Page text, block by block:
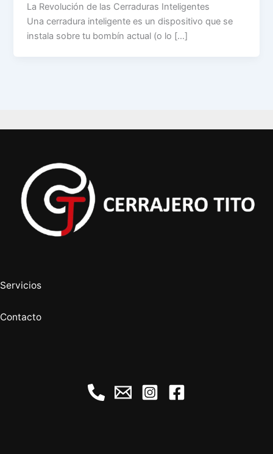
La Revolución de las Cerraduras Inteligentes
Una cerradura inteligente es un dispositivo que se
instala sobre tu bombín actual (o lo […]
Servicios
Contacto